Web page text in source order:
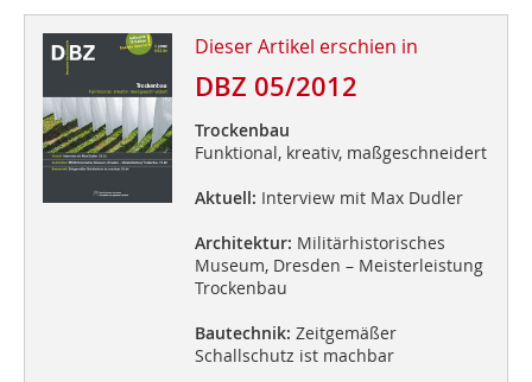
Dieser Artikel erschien in
DBZ 05/2012
Trockenbau
Funktional, kreativ, maßgeschneidert
Aktuell: Interview mit Max Dudler
Architektur: Militärhistorisches
Museum, Dresden – Meisterleistung
Trockenbau
Bautechnik: Zeitgemäßer
Schallschutz ist machbar